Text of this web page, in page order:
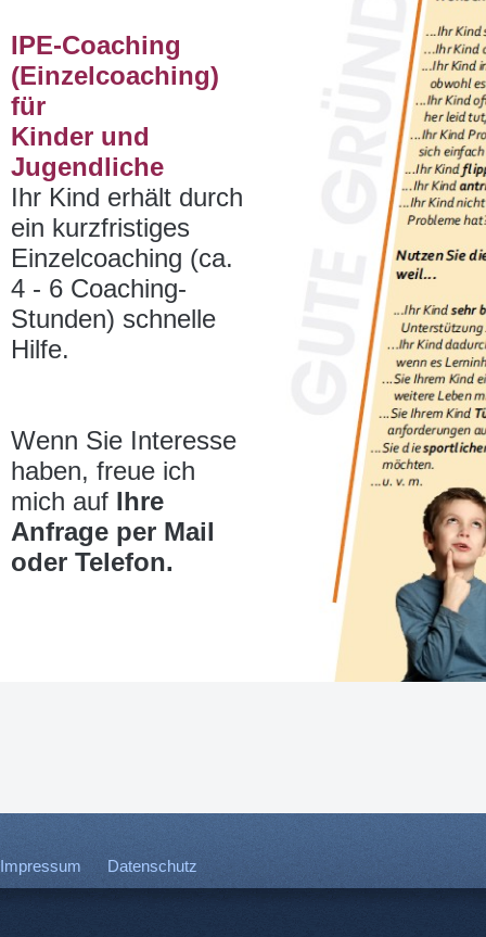
IPE-Coaching
(Einzelcoaching)
für
Kinder und
Jugendliche
Ihr Kind erhält durch
ein kurzfristiges
Einzelcoaching (ca.
4 - 6 Coaching-
Stunden) schnelle
Hilfe.
Wenn Sie Interesse
haben, freue ich
mich auf Ihre
Anfrage per Mail
oder Telefon.
Impressum Datenschutz